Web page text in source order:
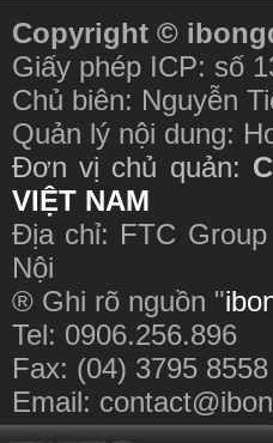
Copyright ©
Giấy phép ICP: số
Chủ biên: Nguyễn
Quản lý nội dung:
Đơn vị chủ quản:
VIỆT NAM
Địa chỉ: FTC
Nội
® Ghi rõ nguồn "
Tel: 0906.256.896
Fax: (04) 3795 8558
Email: